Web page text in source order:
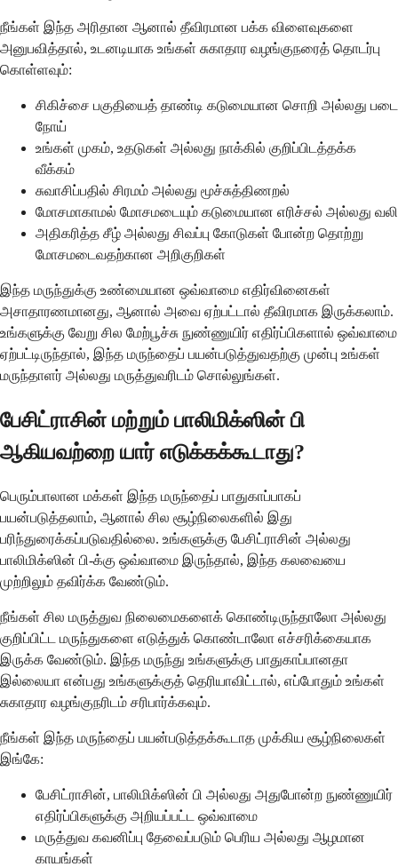
நீங்கள் இந்த அரிதான ஆனால் தீவிரமான பக்க விளைவுகளை
அனுபவித்தால், உடனடியாக உங்கள் சுகாதார வழங்குநரைத் தொடர்பு
கொள்ளவும்:
சிகிச்சை பகுதியைத் தாண்டி கடுமையான சொறி அல்லது படை
நோய்
உங்கள் முகம், உதடுகள் அல்லது நாக்கில் குறிப்பிடத்தக்க
வீக்கம்
சுவாசிப்பதில் சிரமம் அல்லது மூச்சுத்திணறல்
மோசமாகாமல் மோசமடையும் கடுமையான எரிச்சல் அல்லது வலி
அதிகரித்த சீழ் அல்லது சிவப்பு கோடுகள் போன்ற தொற்று
மோசமடைவதற்கான அறிகுறிகள்
இந்த மருந்துக்கு உண்மையான ஒவ்வாமை எதிர்வினைகள்
அசாதாரணமானது, ஆனால் அவை ஏற்பட்டால் தீவிரமாக இருக்கலாம்.
உங்களுக்கு வேறு சில மேற்பூச்சு நுண்ணுயிர் எதிர்ப்பிகளால் ஒவ்வாமை
ஏற்பட்டிருந்தால், இந்த மருந்தைப் பயன்படுத்துவதற்கு முன்பு உங்கள்
மருந்தாளர் அல்லது மருத்துவரிடம் சொல்லுங்கள்.
பேசிட்ராசின் மற்றும் பாலிமிக்ஸின் பி
ஆகியவற்றை யார் எடுக்கக்கூடாது?
பெரும்பாலான மக்கள் இந்த மருந்தைப் பாதுகாப்பாகப்
பயன்படுத்தலாம், ஆனால் சில சூழ்நிலைகளில் இது
பரிந்துரைக்கப்படுவதில்லை. உங்களுக்கு பேசிட்ராசின் அல்லது
பாலிமிக்ஸின் பி-க்கு ஒவ்வாமை இருந்தால், இந்த கலவையை
முற்றிலும் தவிர்க்க வேண்டும்.
நீங்கள் சில மருத்துவ நிலைமைகளைக் கொண்டிருந்தாலோ அல்லது
குறிப்பிட்ட மருந்துகளை எடுத்துக் கொண்டாலோ எச்சரிக்கையாக
இருக்க வேண்டும். இந்த மருந்து உங்களுக்கு பாதுகாப்பானதா
இல்லையா என்பது உங்களுக்குத் தெரியாவிட்டால், எப்போதும் உங்கள்
சுகாதார வழங்குநரிடம் சரிபார்க்கவும்.
நீங்கள் இந்த மருந்தைப் பயன்படுத்தக்கூடாத முக்கிய சூழ்நிலைகள்
இங்கே:
பேசிட்ராசின், பாலிமிக்ஸின் பி அல்லது அதுபோன்ற நுண்ணுயிர்
எதிர்ப்பிகளுக்கு அறியப்பட்ட ஒவ்வாமை
மருத்துவ கவனிப்பு தேவைப்படும் பெரிய அல்லது ஆழமான
காயங்கள்